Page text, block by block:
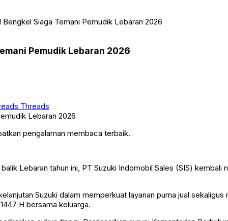
Bengkel Siaga Temani Pemudik Lebaran 2026
Pemudik Lebaran 2026
Threads
pengalaman membaca terbaik.
Lebaran tahun ini, PT Suzuki Indomobil Sales (SIS)
Suzuki dalam memperkuat layanan purna jual
H bersama keluarga.